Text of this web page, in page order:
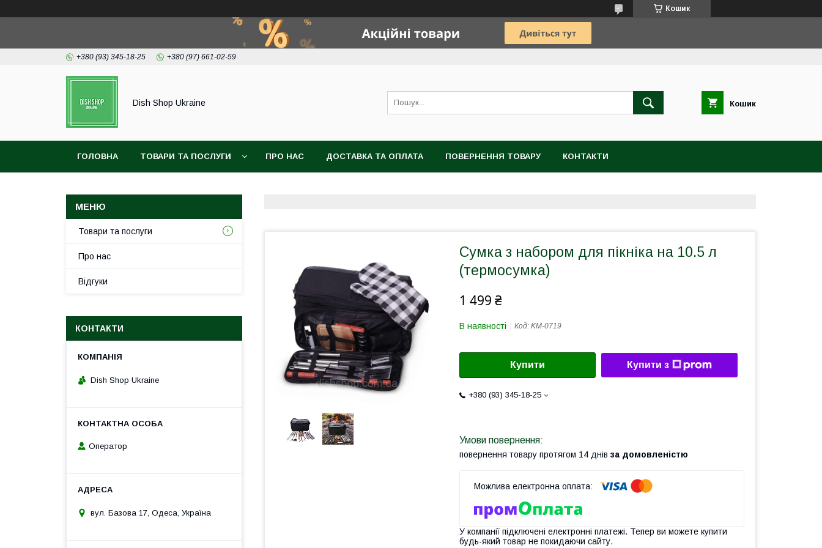
Кошик
+380 (93) 345-18-25 +380 (97) 661-02-59
Dish Shop Ukraine Кошик
ГОЛОВНА ТОВАРИ ТА ПОСЛУГИ ПРО НАС ДОСТАВКА ТА ОПЛАТА ПОВЕРНЕННЯ ТОВАРУ КОНТАКТИ
Сумка з набором для пікніка на 10.5 л
(термосумка)
1 499 ₴
В наявності Код: KM-0719
Купити Купити з
+380 (93) 345-18-25
повернення товару протягом 14 днів за домовленістю
У компанії підключені електронні платежі. Тепер ви можете купити
будь-який товар не покидаючи сайту.
Товари та послуги
Про нас
Відгуки
КОНТАКТИ
Dish Shop Ukraine
Оператор
вул. Базова 17, Одеса, Україна